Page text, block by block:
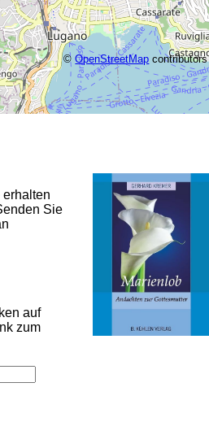
©OpenStreetMap contributors
erhalten
Sie
auf
zum